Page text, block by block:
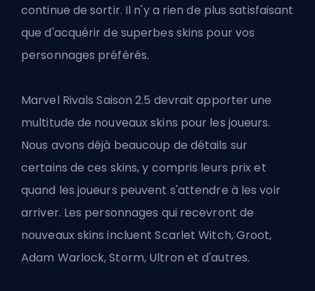
continue de sortir. Il n'y a rien de plus satisfaisant
que d'acquérir de superbes skins pour vos
personnages préférés.
Marvel Rivals Saison 2.5 devrait apporter une
multitude de nouveaux skins pour les joueurs.
Nous avons déjà beaucoup de détails sur
certains de ces skins, y compris leurs prix et
quand les joueurs peuvent s'attendre à les voir
arriver. Les personnages qui recevront de
nouveaux skins incluent Scarlet Witch, Groot,
Adam Warlock, Storm, Ultron et d'autres.